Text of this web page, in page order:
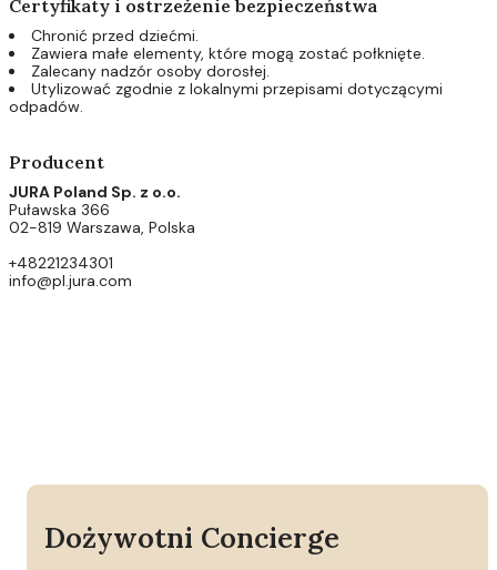
Certyfikaty i ostrzeżenie bezpieczeństwa
Chronić przed dziećmi.
Zawiera małe elementy, które mogą zostać połknięte.
Zalecany nadzór osoby dorosłej.
Utylizować zgodnie z lokalnymi przepisami dotyczącymi
odpadów.
Producent
JURA Poland Sp. z o.o.
Puławska 366
02-819 Warszawa, Polska
+48221234301
info@pl.jura.com
Dożywotni Concierge